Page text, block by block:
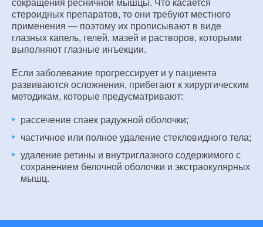
сокращения ресничной мышцы. Что касается
стероидных препаратов, то они требуют местного
применения — поэтому их прописывают в виде
глазных капель, гелей, мазей и растворов, которыми
выполняют глазные инъекции.
Если заболевание прогрессирует и у пациента
развиваются осложнения, прибегают к хирургическим
методикам, которые предусматривают:
рассечение спаек радужной оболочки;
частичное или полное удаление стекловидного тела;
удаление ретины и внутриглазного содержимого с
сохранением белочной оболочки и экстраокулярных
мышц.